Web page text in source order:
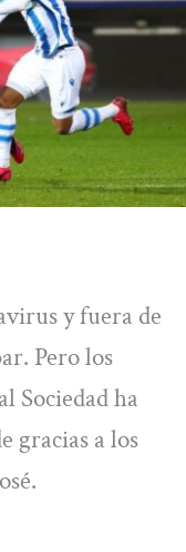
y fuera de
Pero los
Sociedad ha
gracias a los